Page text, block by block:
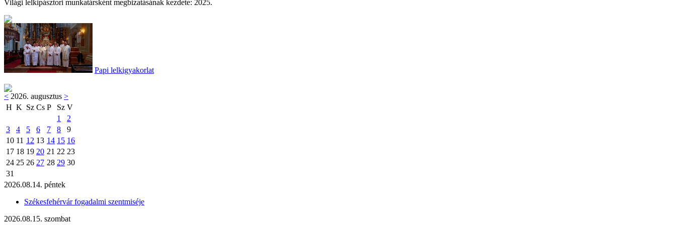
Világi lelkipásztori munkatársként megbizatásának kezdete: 2025.
Papi lelkigyakorlat
< 2026. augusztus >
H K Sz Cs P Sz V
1
2
3
4 5 6 7 8
9
10 11 12 13 14 15 16
17 18 19 20 21 22 23
24 25 26 27 28 29 30
31
2026.08.14. péntek
Székesfehérvár fogadalmi szentmiséje
2026.08.15. szombat